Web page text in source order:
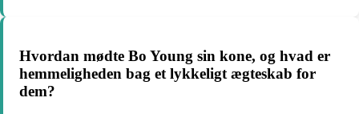
Hvordan mødte Bo Young sin kone, og hvad er
hemmeligheden bag et lykkeligt ægteskab for
dem?